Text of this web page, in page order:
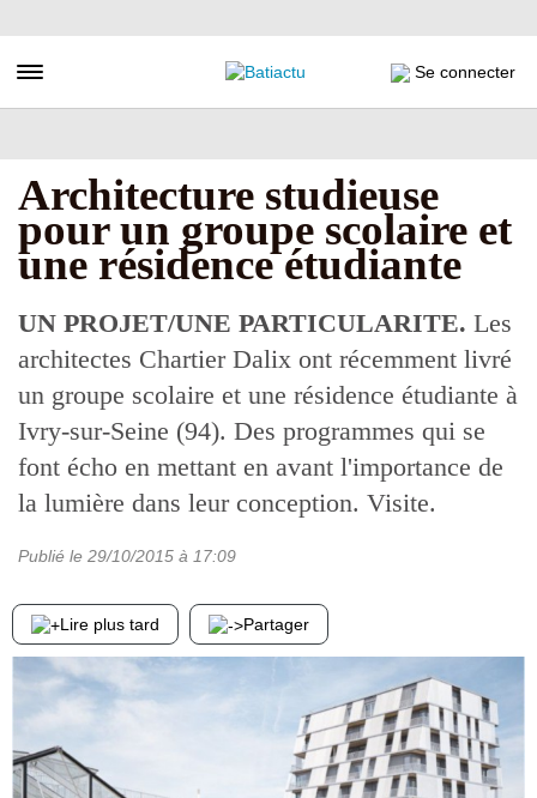
au
principal
Toggle navigation Se connecter
Architecture studieuse
pour un groupe scolaire et
une résidence étudiante
UN PROJET/UNE PARTICULARITE. Les
architectes Chartier Dalix ont récemment livré
un groupe scolaire et une résidence étudiante à
Ivry-sur-Seine (94). Des programmes qui se
font écho en mettant en avant l'importance de
la lumière dans leur conception. Visite.
Publié le 29/10/2015 à 17:09
Lire plus tard Partager